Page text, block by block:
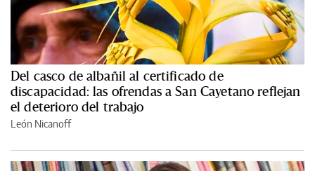
Del casco de albañil al certificado de
discapacidad: las ofrendas a San Cayetano reflejan
el deterioro del trabajo
León Nicanoff